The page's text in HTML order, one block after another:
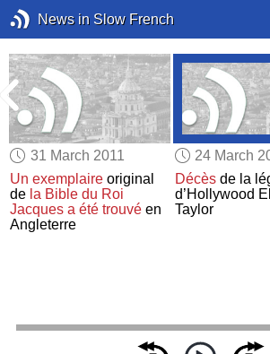
News in Slow French
31 March 2011
Un exemplaire original
de la Bible du Roi
Jacques a été trouvé en
Angleterre
24 March
Décèsde la
d’Hollywood
Taylor